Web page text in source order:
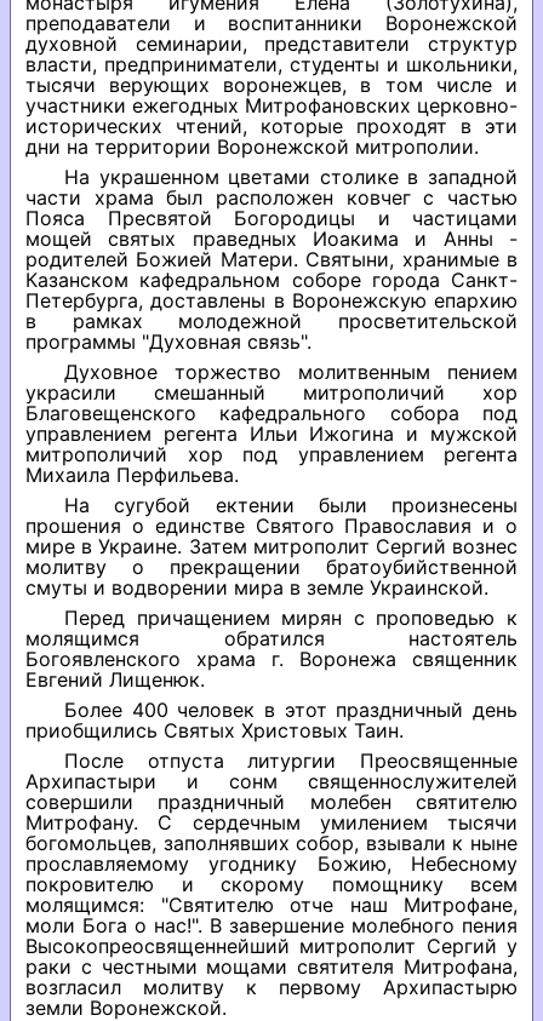
преподаватели и воспитанники Воронежской
духовной семинарии, представители структур
власти, предприниматели, студенты и школьники,
тысячи верующих воронежцев, в том числе и
участники ежегодных Митрофановских церковно-
исторических чтений, которые проходят в эти
дни на территории Воронежской митрополии.
На украшенном цветами столике в западной
части храма был расположен ковчег с частью
Пояса Пресвятой Богородицы и частицами
мощей святых праведных Иоакима и Анны -
родителей Божией Матери. Святыни, хранимые в
Казанском кафедральном соборе города Санкт-
Петербурга, доставлены в Воронежскую епархию
в рамках молодежной просветительской
программы "Духовная связь".
Духовное торжество молитвенным пением
украсили смешанный митрополичий хор
Благовещенского кафедрального собора под
управлением регента Ильи Ижогина и мужской
митрополичий хор под управлением регента
Михаила Перфильева.
На сугубой ектении были произнесены
прошения о единстве Святого Православия и о
мире в Украине. Затем митрополит Сергий вознес
молитву о прекращении братоубийственной
смуты и водворении мира в земле Украинской.
Перед причащением мирян с проповедью к
молящимся обратился настоятель
Богоявленского храма г. Воронежа священник
Евгений Лищенюк.
Более 400 человек в этот праздничный день
приобщились Святых Христовых Таин.
После отпуста литургии Преосвященные
Архипастыри и сонм священнослужителей
совершили праздничный молебен святителю
Митрофану. С сердечным умилением тысячи
богомольцев, заполнявших собор, взывали к ныне
прославляемому угоднику Божию, Небесному
покровителю и скорому помощнику всем
молящимся: "Святителю отче наш Митрофане,
моли Бога о нас!". В завершение молебного пения
Высокопреосвященнейший митрополит Сергий у
раки с честными мощами святителя Митрофана,
возгласил молитву к первому Архипастырю
земли Воронежской.